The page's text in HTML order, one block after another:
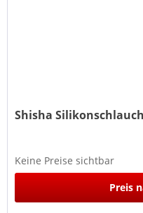
Shisha
Keine Preise sichtbar
Preis